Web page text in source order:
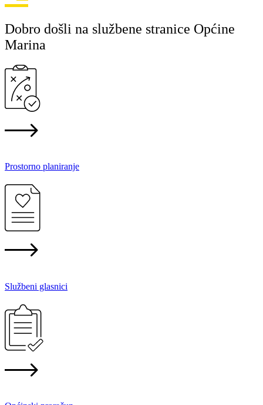
Dobro došli na službene stranice Općine
Marina
Prostorno planiranje
Službeni glasnici